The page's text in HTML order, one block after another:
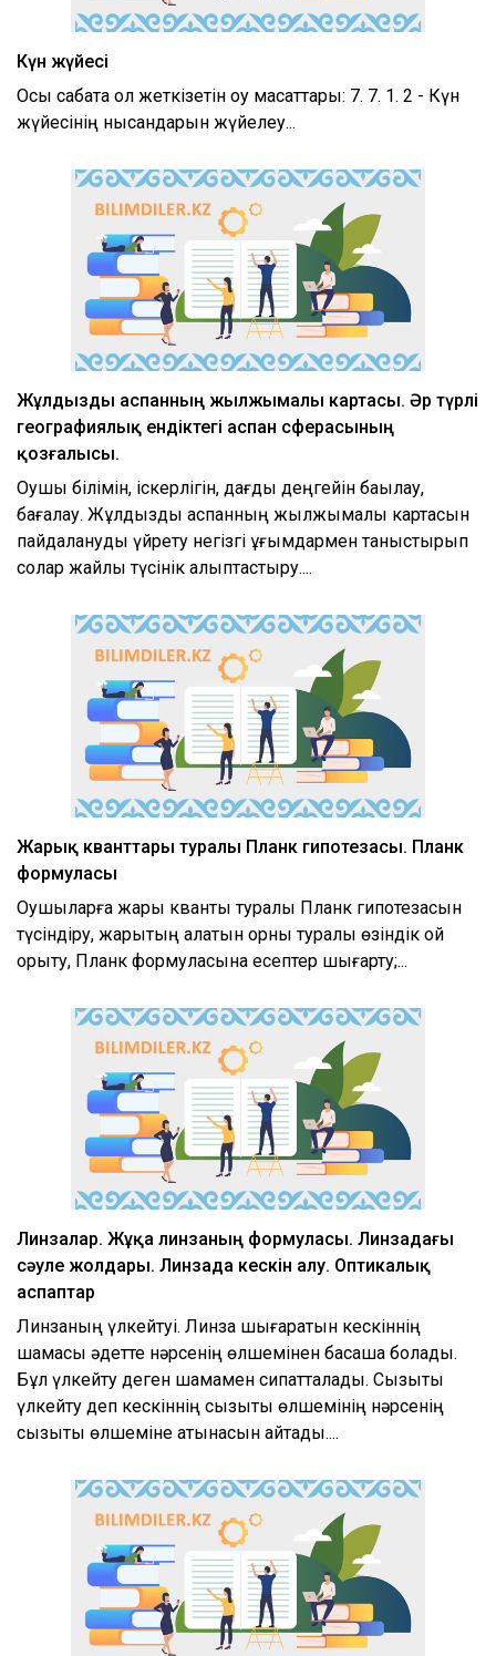
Күн жүйесі
Осы сабақта қол жеткізетін оқу мақсаттары: 7. 7. 1. 2 - Күн
жүйесінің нысандарын жүйелеу...
Жұлдызды аспанның жылжымалы картасы. Әр түрлі
географиялық ендіктегі аспан сферасының
қозғалысы.
Оқушы білімін, іскерлігін, дағды деңгейін бақылау,
бағалау. Жұлдызды аспанның жылжымалы картасын
пайдалануды үйрету негізгі ұғымдармен таныстырып
солар жайлы түсінік қалыптастыру....
Жарық кванттары туралы Планк гипотезасы. Планк
формуласы
Оқушыларға жарық кванты туралы Планк гипотезасын
түсіндіру, жарықтың алатын орны туралы өзіндік ой
қорыту, Планк формуласына есептер шығарту;...
Линзалар. Жұқа линзаның формуласы. Линзадағы
сәуле жолдары. Линзада кескін алу. Оптикалық
аспаптар
Линзаның үлкейтуі. Линза шығаратын кескіннің
шамасы әдетте нәрсенің өлшемінен басқаша болады.
Бұл үлкейту деген шамамен сипатталады. Сызықтық
үлкейту деп кескіннің сызықтық өлшемінің нәрсенің
сызықтық өлшеміне қатынасын айтады....